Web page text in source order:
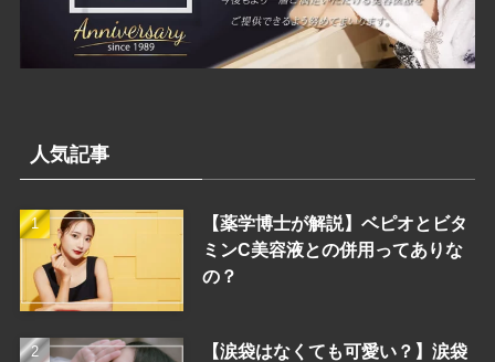
人気記事
【薬学博士が解説】ベピオとビタ
ミンC美容液との併用ってありな
の？
【涙袋はなくても可愛い？】涙袋